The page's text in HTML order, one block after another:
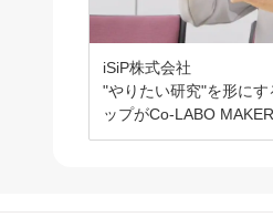
iSiP株式会社
"やりたい研究"を形に
ップがCo-LABO